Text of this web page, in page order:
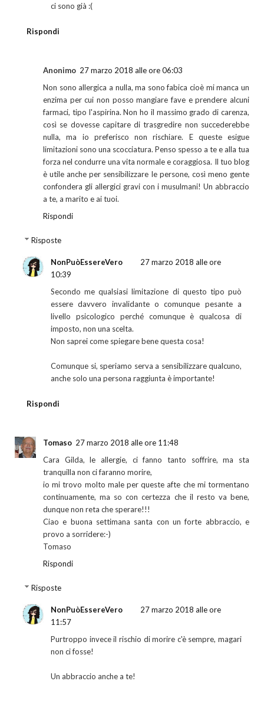
ci sono già :(
Rispondi
Anonimo 27 marzo 2018 alle ore 06:03
Non sono allergica a nulla, ma sono fabica cioè mi manca un
enzima per cui non posso mangiare fave e prendere alcuni
farmaci, tipo l'aspirina. Non ho il massimo grado di carenza,
così se dovesse capitare di trasgredire non succederebbe
nulla, ma io preferisco non rischiare. E queste esigue
limitazioni sono una scocciatura. Penso spesso a te e alla tua
forza nel condurre una vita normale e coraggiosa. Il tuo blog
è utile anche per sensibilizzare le persone, così meno gente
confondera gli allergici gravi con i musulmani! Un abbraccio
a te, a marito e ai tuoi.
Rispondi
Risposte
NonPuòEssereVero
27 marzo 2018 alle ore
10:39
Secondo me qualsiasi limitazione di questo tipo può
essere davvero invalidante o comunque pesante a
livello psicologico perché comunque è qualcosa di
imposto, non una scelta.
Non saprei come spiegare bene questa cosa!
Comunque si, speriamo serva a sensibilizzare qualcuno,
anche solo una persona raggiunta è importante!
Rispondi
Tomaso 27 marzo 2018 alle ore 11:48
Cara Gilda, le allergie, ci fanno tanto soffrire, ma sta
tranquilla non ci faranno morire,
io mi trovo molto male per queste afte che mi tormentano
continuamente, ma so con certezza che il resto va bene,
dunque non reta che sperare!!!
Ciao e buona settimana santa con un forte abbraccio, e
provo a sorridere:-)
Tomaso
Rispondi
Risposte
NonPuòEssereVero
27 marzo 2018 alle ore
11:57
Purtroppo invece il rischio di morire c'è sempre, magari
non ci fosse!
Un abbraccio anche a te!